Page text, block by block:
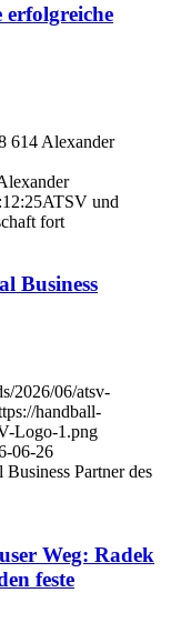
erfolgreiche
614 Alexander
ATSV und
fort
Business
2026/06/atsv-
handball-
Logo-1.png
06-26
Partner des
Weg: Radek
feste